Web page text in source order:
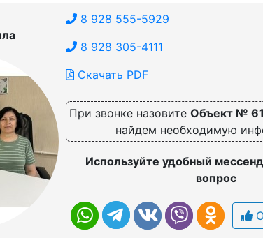
8 928 555-5929
8 928 305-4111
Скачать PDF
При звонке назовите Объект №
найдем необходимую
Используйте удобный
вопрос